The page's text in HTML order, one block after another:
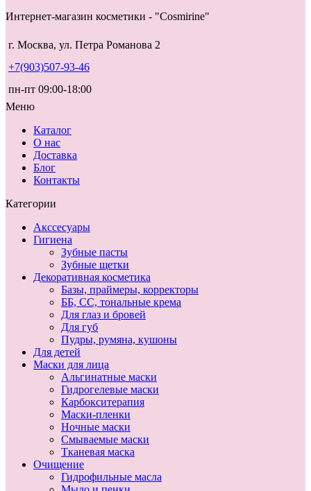
Интернет-магазин косметики - "Cosmirine"
г. Москва, ул. Петра Романова 2
+7(903)507-93-46
пн-пт 09:00-18:00
Меню
Каталог
О нас
Доставка
Блог
Контакты
Категории
Акссесуары
Гигиена
Зубные пасты
Зубные щетки
Декоративная косметика
Базы, праймеры, корректоры
ББ, СС, тональные крема
Для глаз и бровей
Для губ
Пудры, румяна, кушоны
Для детей
Маски для лица
Альгинатные маски
Гидрогелевые маски
Карбокситерапия
Маски-пленки
Ночные маски
Смываемые маски
Тканевая маска
Очищение
Гидрофильные масла